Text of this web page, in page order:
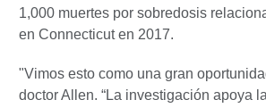
1,000 muertes por sobredosis
en Connecticut en 2017.
"Vimos esto como una gran
doctor Allen. “La investigación apoya